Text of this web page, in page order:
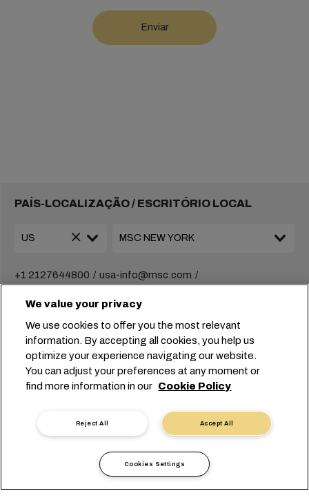
PAÍS-LOCALIZAÇÃO / ESCRITÓRIO LOCAL
+1 2127644800 usa-info@msc.com
FAZENDO NEGÓCIOS JUNTOS
Soluções
Informações locais
E-Business
We value your privacy
We use cookies to offer you the most relevant
information. By accepting all cookies, you help us
optimize your experience navigating our website.
You can adjust your preferences at any moment or
find more information in our Cookie Policy
Accept All
Reject All
Cookies Settings